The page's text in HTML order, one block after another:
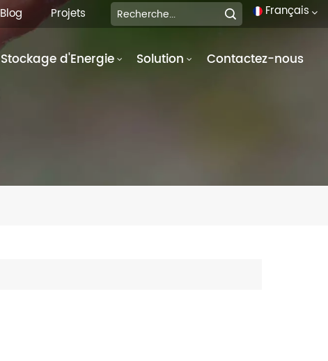
Français
Blog Projets
Stockage d'Energie Solution Contactez-nous